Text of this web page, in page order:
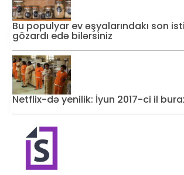
Bu populyar ev əşyalarındakı son
gözardı edə bilərsiniz
Netflix-də yenilik: İyun 2017-ci il